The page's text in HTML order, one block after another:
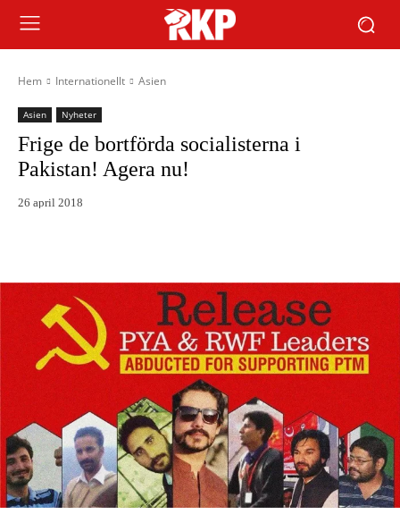
Hem Internationellt Asien
Asien Nyheter
Frige de bortförda socialisterna i
Pakistan! Agera nu!
26 april 2018